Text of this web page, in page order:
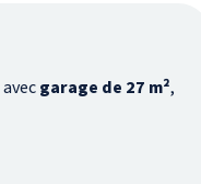
avecgarage de 27 m²,